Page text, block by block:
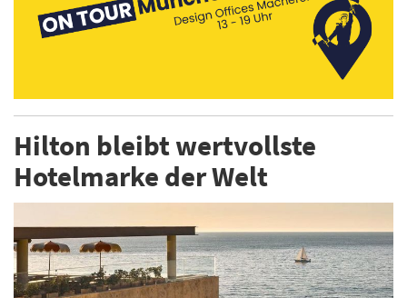
Hilton bleibt wertvollste
Hotelmarke der Welt